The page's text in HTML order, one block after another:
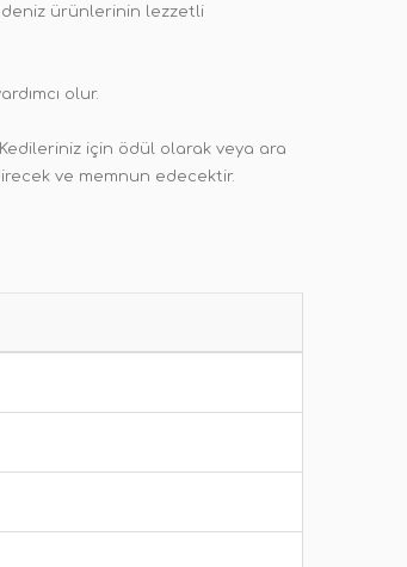
ürünlerinin lezzetli
olur.
Kedileriniz için ödül olarak veya ara
ve memnun edecektir.